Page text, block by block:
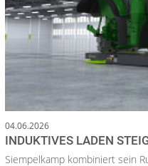
04.06.2026
INDUKTIVES LADEN
Siempelkamp kombiniert sein